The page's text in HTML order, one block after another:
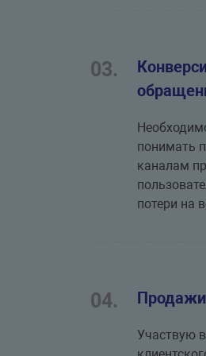
03.
понимать
каналам
потери на
04. Продажи
Участвую